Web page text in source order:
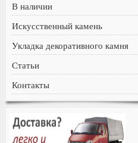
В наличии
Искусственный камень
Укладка декоративного камня
Статьи
Контакты